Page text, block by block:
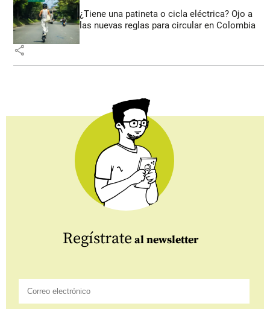
¿Tiene una patineta o cicla eléctrica? Ojo a
las nuevas reglas para circular en Colombia
share
Regístrate al newsletter